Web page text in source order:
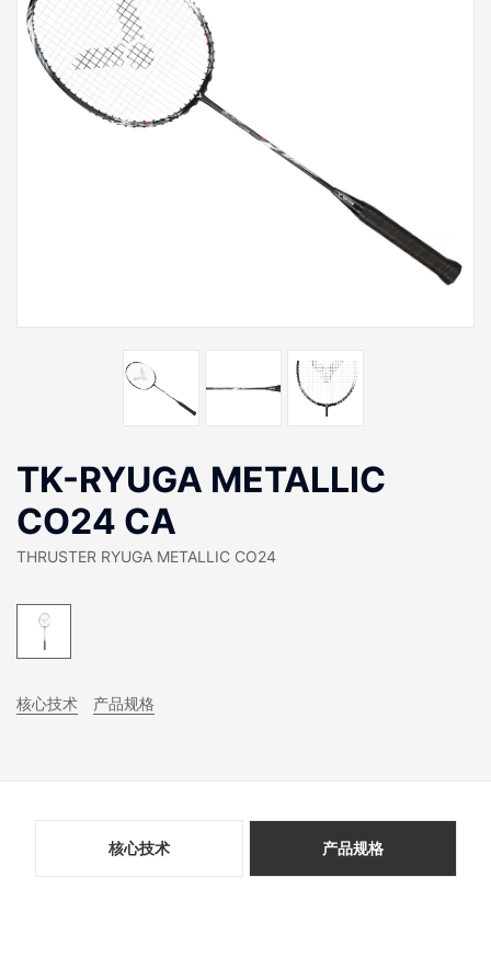
TK-RYUGA METALLIC
CO24 CA
THRUSTER RYUGA METALLIC CO24
核心技术 产品规格
核心技术 产品规格